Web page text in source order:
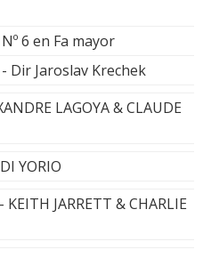
6 en Fa mayor
Dir Jaroslav Krechek
LAGOYA & CLAUDE
YORIO
JARRETT & CHARLIE